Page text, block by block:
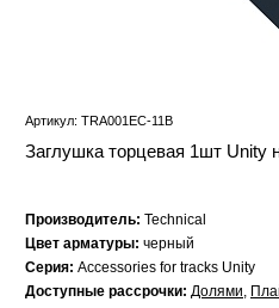
Артикул: TRA001EC-11B
Заглушка торцевая 1шт Unity
Производитель: Technical
Цвет арматуры: черный
Серия: Accessories for tracks Unity
Доступные рассрочки: Долями,